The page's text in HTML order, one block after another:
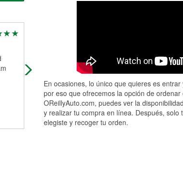
I was in Thermopolis on 9 May and
Blevin and Angelica were absolutely
they completely made me feel welco...
Read More
the
a
En ocasiones, lo único que quieres es
por eso que ofrecemos la opción de
OReillyAuto.com, puedes ver la
y realizar tu compra en línea. Después,
elegiste y recoger tu orden.